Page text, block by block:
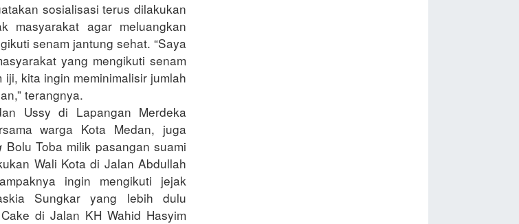
sosialisasi terus dilakukan
masyarakat agar meluangkan
senam jantung sehat. “Saya
yang mengikuti senam
kita ingin meminimalisir jumlah
terangnya.
Ussy di Lapangan Merdeka
warga Kota Medan, juga
Bolu Toba milik pasangan suami
Wali Kota di Jalan Abdullah
ingin mengikuti jejak
Sungkar yang lebih dulu
di Jalan KH Wahid Hasyim